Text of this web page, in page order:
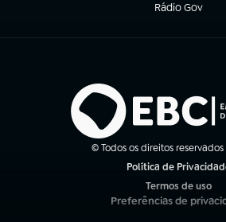
Rádio Gov
(abre em nova
© Todos os direitos reservados
Política de
Termos de uso
(abre em nova
Preferências de